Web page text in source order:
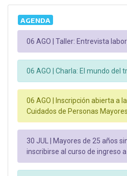
AGENDA
06 AGO | Taller: Entrevista
06 AGO | Charla: El mundo del
06 AGO |
Inscripción abierta a
Cuidados de Personas
30 JUL |
Mayores de 25 años
inscribirse al curso de ingreso a